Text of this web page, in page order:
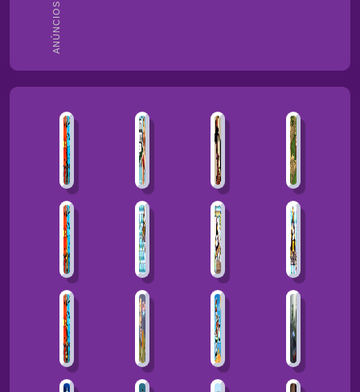
ANÚNCIOS